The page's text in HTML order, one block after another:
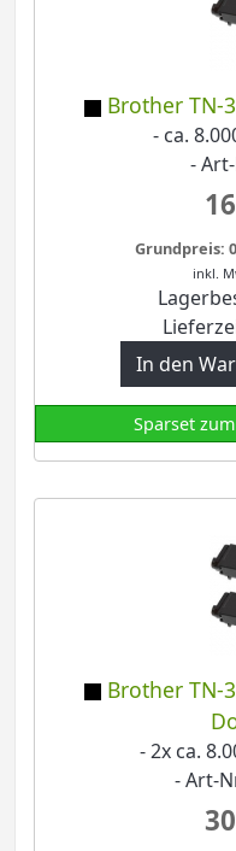
Brother TN-
- ca.
- Art-
Grundpreis:
inkl.
Sparset
Brother TN-
- 2x ca.
- Art-